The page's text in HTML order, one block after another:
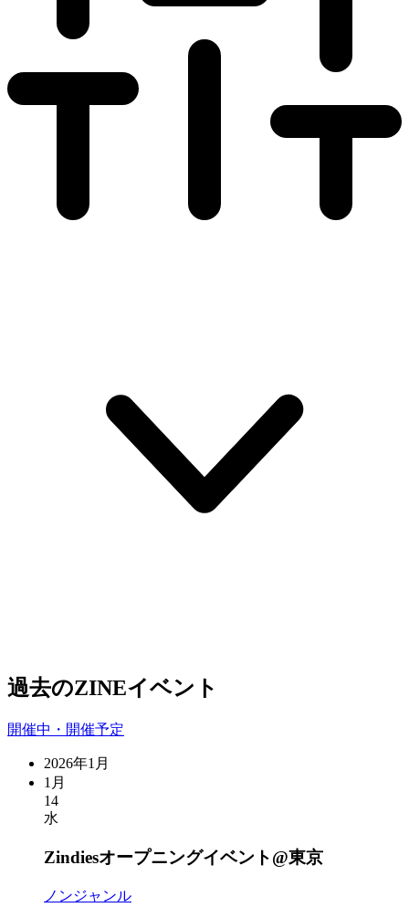
過去のZINEイベント
開催中・開催予定
2026年1月
1月
14
水
Zindiesオープニングイベント@東京
ノンジャンル